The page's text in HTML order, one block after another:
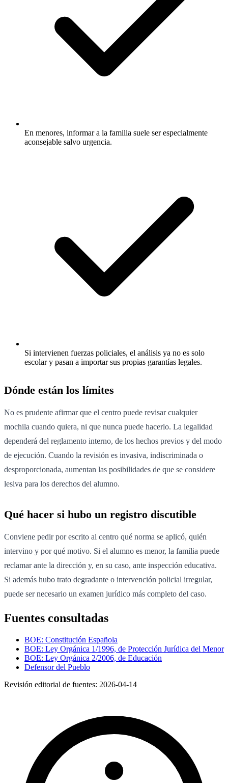
En menores, informar a la familia suele ser especialmente
aconsejable salvo urgencia.
Si intervienen fuerzas policiales, el análisis ya no es solo
escolar y pasan a importar sus propias garantías legales.
Dónde están los límites
No es prudente afirmar que el centro puede revisar cualquier
mochila cuando quiera, ni que nunca puede hacerlo. La legalidad
dependerá del reglamento interno, de los hechos previos y del modo
de ejecución. Cuando la revisión es invasiva, indiscriminada o
desproporcionada, aumentan las posibilidades de que se considere
lesiva para los derechos del alumno.
Qué hacer si hubo un registro discutible
Conviene pedir por escrito al centro qué norma se aplicó, quién
intervino y por qué motivo. Si el alumno es menor, la familia puede
reclamar ante la dirección y, en su caso, ante inspección educativa.
Si además hubo trato degradante o intervención policial irregular,
puede ser necesario un examen jurídico más completo del caso.
Fuentes consultadas
BOE: Constitución Española
BOE: Ley Orgánica 1/1996, de Protección Jurídica del Menor
BOE: Ley Orgánica 2/2006, de Educación
Defensor del Pueblo
Revisión editorial de fuentes: 2026-04-14